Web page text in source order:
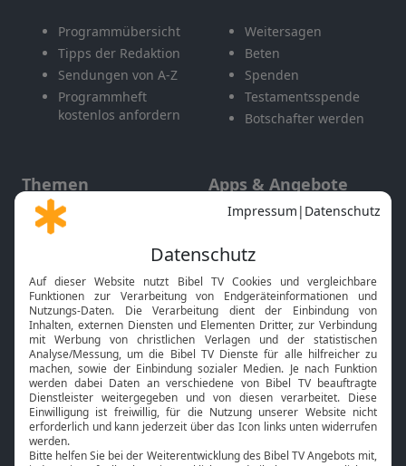
Programmübersicht
Tipps der Redaktion
Sendungen von A-Z
Programmheft
kostenlos anfordern
Weitersagen
Beten
Spenden
Testamentsspende
Botschafter werden
Themen
Gott und Bibel erklärt
Neuigkeiten
Apps & Angebote
Mobile App
Smart TV
HbbTV
Bibelthek Online-Bibel
Nächster Gottesdienst
Bibel TV Service